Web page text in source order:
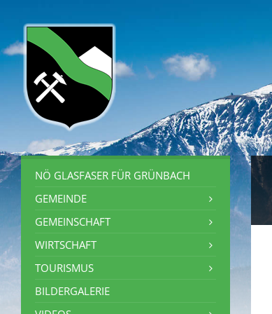
NÖ GLASFASER FÜR GRÜNBACH
GEMEINDE
GEMEINSCHAFT
WIRTSCHAFT
TOURISMUS
BILDERGALERIE